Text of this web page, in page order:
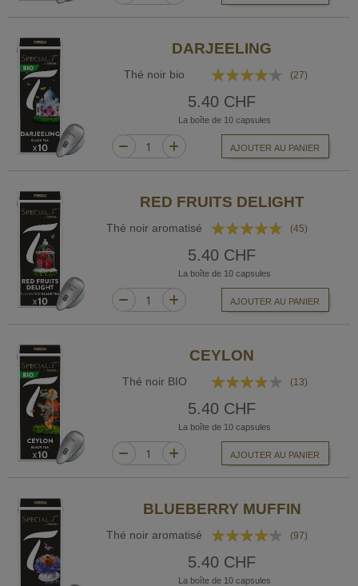
DARJEELING
Thé noir bio
Rating:
80%
(27)
5.40 CHF
La boîte de 10 capsules
AJOUTER AU PANIER
RED FRUITS DELIGHT
Thé noir aromatisé
Rating:
91%
(45)
5.40 CHF
La boîte de 10 capsules
AJOUTER AU PANIER
CEYLON
Thé noir BIO
Rating:
74%
(13)
5.40 CHF
La boîte de 10 capsules
AJOUTER AU PANIER
BLUEBERRY MUFFIN
Thé noir aromatisé
Rating:
81%
(97)
5.40 CHF
La boîte de 10 capsules